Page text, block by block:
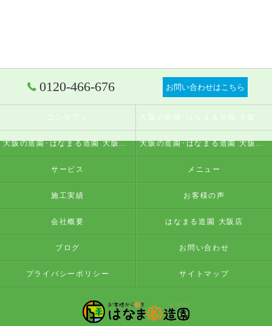
0120-466-676 お問い合わせはこちら
コンセプト
大阪の造園･はなまる造園 大阪店の評判 大阪の造園･はなまる造園 大阪店のお客様の声
サービス メニュー
施工実績 お客様の声
会社概要 はなまる造園 大阪店
ブログ お問い合わせ
プライバシーポリシー サイトマップ